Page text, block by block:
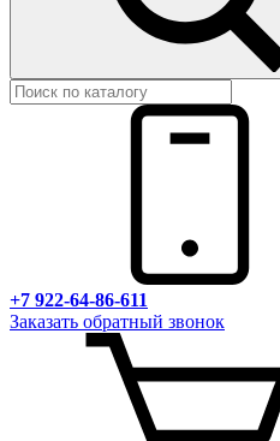
+7 922-64-86-611
Заказать обратный звонок